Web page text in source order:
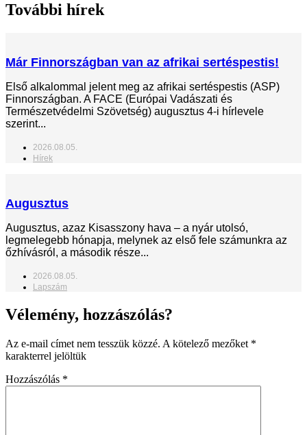
További hírek
Már Finnországban van az afrikai sertéspestis!
Első alkalommal jelent meg az afrikai sertéspestis (ASP)
Finnországban. A FACE (Európai Vadászati és
Természetvédelmi Szövetség) augusztus 4-i hírlevele
szerint...
2026.08.05.
Hírek
Augusztus
Augusztus, azaz Kisasszony hava – a nyár utolsó,
legmelegebb hónapja, melynek az első fele számunkra az
őzhívásról, a második része...
2026.08.05.
Lapszám
Vélemény, hozzászólás?
Az e-mail címet nem tesszük közzé. A kötelező mezőket *
karakterrel jelöltük
Hozzászólás *